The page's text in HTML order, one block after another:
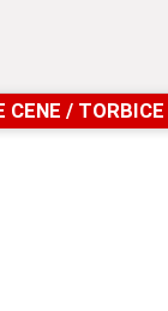
CENE / TORBICE